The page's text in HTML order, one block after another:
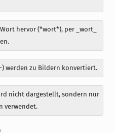
hervor (*wort*), per _wort_
) werden zu Bildern konvertiert.
nicht dargestellt, sondern nur
verwendet.